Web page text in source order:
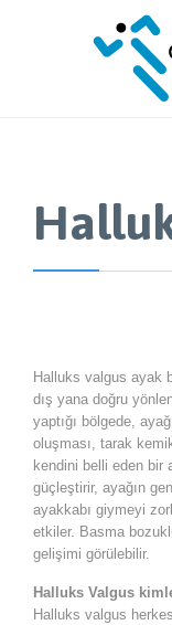
Halluks valgus ayak
dış yana doğru
yaptığı bölgede,
oluşması, tarak
kendini belli eden bir
güçleştirir, ayağın
ayakkabı giymeyi
etkiler. Basma
gelişimi görülebilir.
Halluks Valgus
Halluks valgus